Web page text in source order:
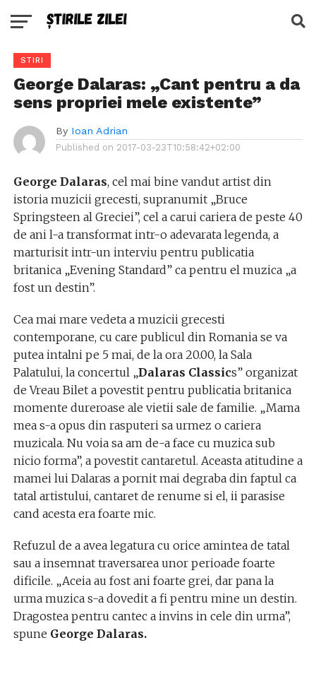
STIRI
George Dalaras: „Cant pentru a da
sens propriei mele existente”
By Ioan Adrian
Published on 2017-03-23T10:58:42+02:00
George Dalaras, cel mai bine vandut artist din
istoria muzicii grecesti, supranumit „Bruce
Springsteen al Greciei”, cel a carui cariera de peste 40
de ani l-a transformat intr-o adevarata legenda, a
marturisit intr-un interviu pentru publicatia
britanica „Evening Standard” ca pentru el muzica „a
fost un destin”.
Cea mai mare vedeta a muzicii grecesti
contemporane, cu care publicul din Romania se va
putea intalni pe 5 mai, de la ora 20.00, la Sala
Palatului, la concertul „Dalaras Classics” organizat
de Vreau Bilet a povestit pentru publicatia britanica
momente dureroase ale vietii sale de familie. „Mama
mea s-a opus din rasputeri sa urmez o cariera
muzicala. Nu voia sa am de-a face cu muzica sub
nicio forma”, a povestit cantaretul. Aceasta atitudine a
mamei lui Dalaras a pornit mai degraba din faptul ca
tatal artistului, cantaret de renume si el, ii parasise
cand acesta era foarte mic.
Refuzul de a avea legatura cu orice amintea de tatal
sau a insemnat traversarea unor perioade foarte
dificile. „Aceia au fost ani foarte grei, dar pana la
urma muzica s-a dovedit a fi pentru mine un destin.
Dragostea pentru cantec a invins in cele din urma”,
spune George Dalaras.